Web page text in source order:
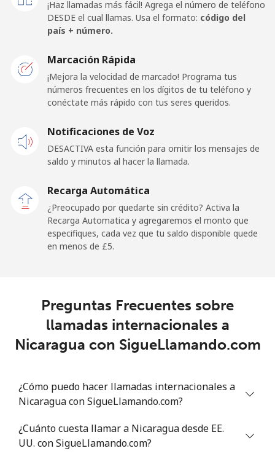
⁦11.9p⁩ 84 min por ⁦£10⁩ ⁦11p⁩
New Caledonia
Línea fija ⁦25.9p⁩ 38 min por ⁦£10⁩ -
New Zealand
Celular ⁦3.7p⁩ 270 min por ⁦£10⁩
Nicaragua
Celular ⁦19.9p⁩ 50 min por ⁦£10⁩
Celular ⁦27.5p⁩ 36 min por ⁦£10⁩
Nigeria
¡Haz llamadas más fácil! Agrega el número de teléfono
DESDE el cual llamas. Usa el formato: código del
país + número.
Marcación Rápida
¡Mejora la velocidad de marcado! Programa tus
números frecuentes en los dígitos de tu teléfono y
conéctate más rápido con tus seres queridos.
Notificaciones de Voz
DESACTIVA esta función para omitir los mensajes de
saldo y minutos al hacer la llamada.
Recarga Automática
¿Preocupado por quedarte sin crédito? Activa la
Recarga Automatica y agregaremos el monto que
especifiques, cada vez que tu saldo disponible quede
en menos de ⁦£5⁩.
Preguntas Frecuentes sobre
llamadas internacionales a
Nicaragua con SigueLlamando.com
¿Cómo puedo hacer llamadas internacionales a
Nicaragua con SigueLlamando.com?
¿Cuánto cuesta llamar a Nicaragua desde EE.
UU. con SigueLlamando.com?